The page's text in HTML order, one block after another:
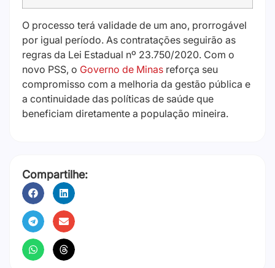
O processo terá validade de um ano, prorrogável
por igual período. As contratações seguirão as
regras da Lei Estadual nº 23.750/2020. Com o
novo PSS, o Governo de Minas reforça seu
compromisso com a melhoria da gestão pública e
a continuidade das políticas de saúde que
beneficiam diretamente a população mineira.
Compartilhe: